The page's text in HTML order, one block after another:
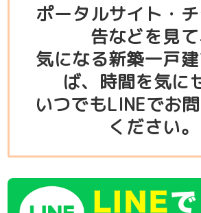
ポータルサイト・
告などを見て
気になる新築一戸
ば、時間を気に
いつでもLINEでお
ください。